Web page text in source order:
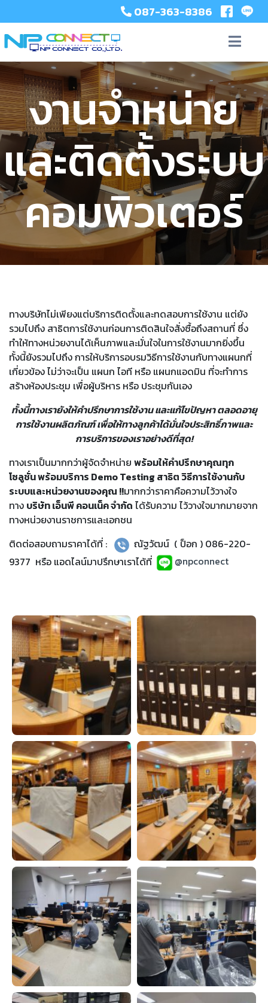
087-363-8386
งานจำหน่าย
และติดตั้งระบบ
คอมพิวเตอร์
ทางบริษัทไม่เพียงแต่บริการติดตั้งและทดสอบการใช้งาน แต่ยัง
รวมไปถึง สาธิตการใช้งานก่อนการติดสินใจสั่งซื้อถึงสถานที่ ซึ่ง
ทำให้ทางหน่วยงานได้เห็นภาพและมั่นใจในการใช้งานมากยิ่งขึ้น
ทั้งนี้ยังรวมไปถึง การให้บริการอบรมวิธีการใช้งานกับทางแผนกที่
เกี่ยวข้อง ไม่ว่าจะเป็น แผนก ไอที หรือ แผนกแอดมิน ที่จะทำการ
สร้างห้องประชุม เพื่อผู้บริหาร หรือ ประชุมกันเอง
ทั้งนี้ทางเรายังให้คำปรึกษาการใช้งาน และแก้ไขปัญหา ตลอดอายุ
การใช้งานผลิตภัณฑ์ เพื่อให้ทางลูกค้าได้มั่นใจประสิทธิ์ภาพและ
การบริการของเราอย่างดีที่สุด!
ทางเราเป็นมากกว่าผู้จัดจำหน่าย พร้อมให้คำปรึกษาคุณทุก
โซลูชั่น พร้อมบริการ Demo Testing สาธิต วิธีการใช้งานกับ
ระบบและหน่วยงานของคุณ !!มากกว่าราคาคือความไว้วางใจ
ทาง บริษัท เอ็นพี คอนเน็ค จำกัด ได้รับความ ไว้วางใจมากมายจาก
ทางหน่วยงานราชการและเอกชน
ติดต่อสอบถามราคาได้ที่ :
ณัฐวัฒน์ ( ป็อก ) 086-220-
9377 หรือ แอดไลน์มาปรึกษาเราได้ที่
@npconnect